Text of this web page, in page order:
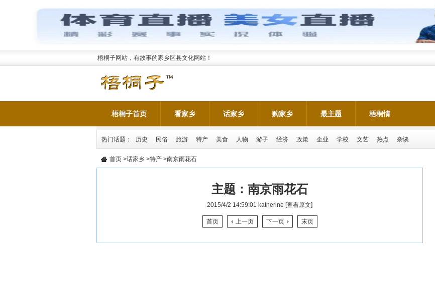
梧桐子网站，有故事的家乡区县文化网站！
梧桐子首页 看家乡 话家乡 购家乡 最主题 梧桐情
热门话题： 历史 民俗 旅游 特产 美食 人物 游子 经济 政策 企业 学校 文艺 热点 杂谈
首页 >话家乡 >特产 >南京雨花石
主题： 南京雨花石
2015/4/2 14:59:01 katherine [查看原文]
首页 上一页 下一页 末页